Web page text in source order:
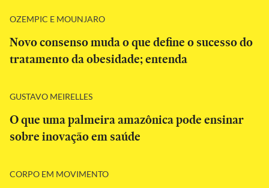
OZEMPIC E MOUNJARO
Novo consenso muda o que define o sucesso do
tratamento da obesidade; entenda
GUSTAVO MEIRELLES
O que uma palmeira amazônica pode ensinar
sobre inovação em saúde
CORPO EM MOVIMENTO